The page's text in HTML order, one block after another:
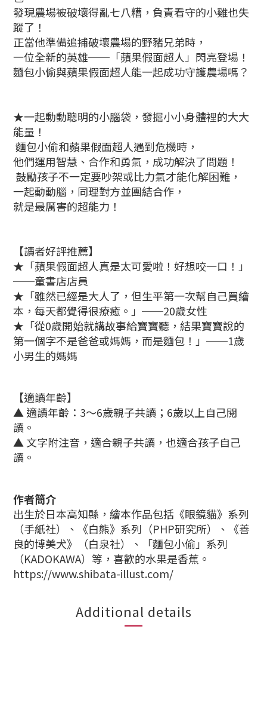
發現農場被破壞得亂七八糟，負責看守的小雞也失
蹤了！
正當他準備追捕破壞農場的野豬兄弟時，
一位全新的英雄──「蘋果假面超人」閃亮登場！
麵包小偷與蘋果假面超人能一起成功守護農場嗎？
★一起動動聰明的小腦袋，發掘小小身體裡的大大
能量！
麵包小偷和蘋果假面超人遇到危機時，
他們運用智慧、合作和勇氣，成功解決了問題！
鼓勵孩子不一定要吵架或比力氣才能化解困難，
一起動動腦，同理對方並團結合作，
就是最厲害的超能力！
【讀者好評推薦】
★「蘋果假面超人真是太可愛啦！好想咬一口！」
──童書店店員
★「雖然已經是大人了，但生平第一次幫自己買繪
本，每天都覺得很療癒。」──20歲女性
★「從0歲開始就講故事給寶寶聽，結果寶寶說的
第一個字不是爸爸或媽媽，而是麵包！」──1歲
小男生的媽媽
【適讀年齡】
▲ 適讀年齡：3～6歲親子共讀；6歲以上自己閱
讀。
▲ 文字附注音，適合親子共讀，也適合孩子自己
讀。
作者簡介
出生於日本高知縣，繪本作品包括《眼鏡貓》系列
（手紙社）、《白熊》系列（PHP研究所）、《善
良的博美犬》（白泉社）、「麵包小偷」系列
（KADOKAWA）等，喜歡的水果是香蕉。
https://www.shibata-illust.com/
Additional details